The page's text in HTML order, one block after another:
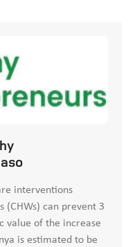
interventions
(CHWs) can prevent 3
value of the increase
is estimated to be